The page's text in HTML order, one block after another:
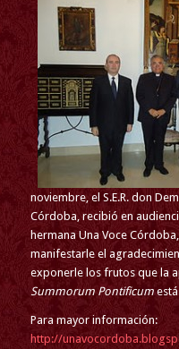
noviembre, el S.E.R. don
Córdoba, recibió en
hermana Una Voce
manifestarle el
exponerle los frutos que la
Summorum Pontificum
Para mayor información:
http://